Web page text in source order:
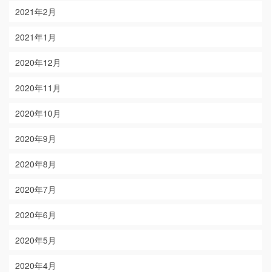
2021年2月
2021年1月
2020年12月
2020年11月
2020年10月
2020年9月
2020年8月
2020年7月
2020年6月
2020年5月
2020年4月